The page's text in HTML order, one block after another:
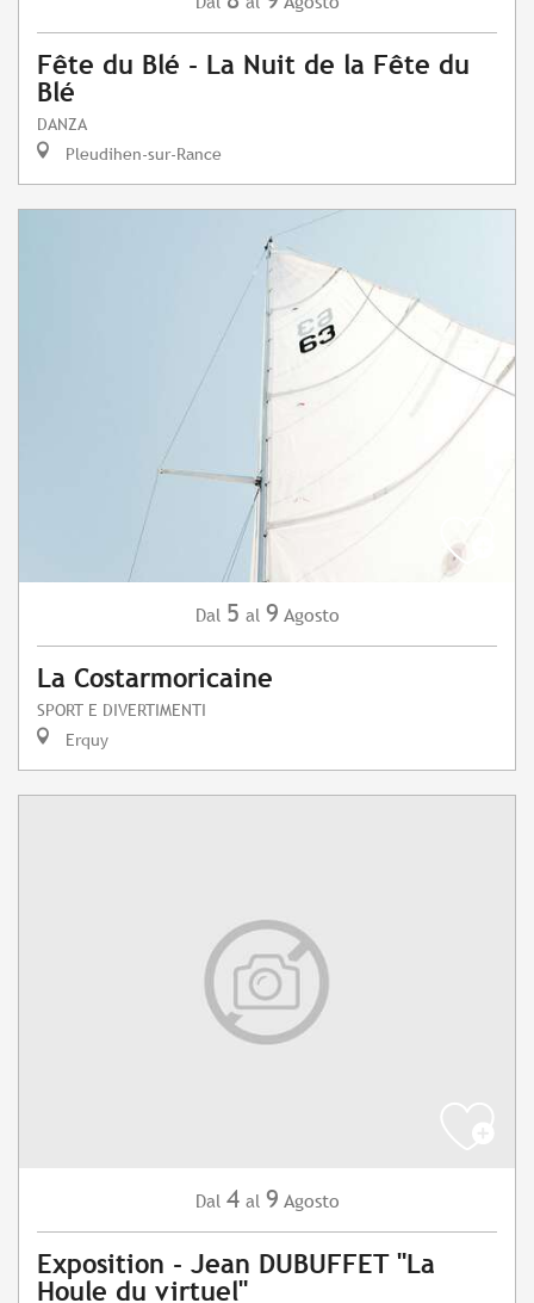
Fête du Blé - La Nuit de la Fête du
Blé
DANZA
Pleudihen-sur-Rance
Dal 5 al 9 Agosto
La Costarmoricaine
SPORT E DIVERTIMENTI
Erquy
Dal 4 al 9 Agosto
Exposition - Jean DUBUFFET "La
Houle du virtuel"